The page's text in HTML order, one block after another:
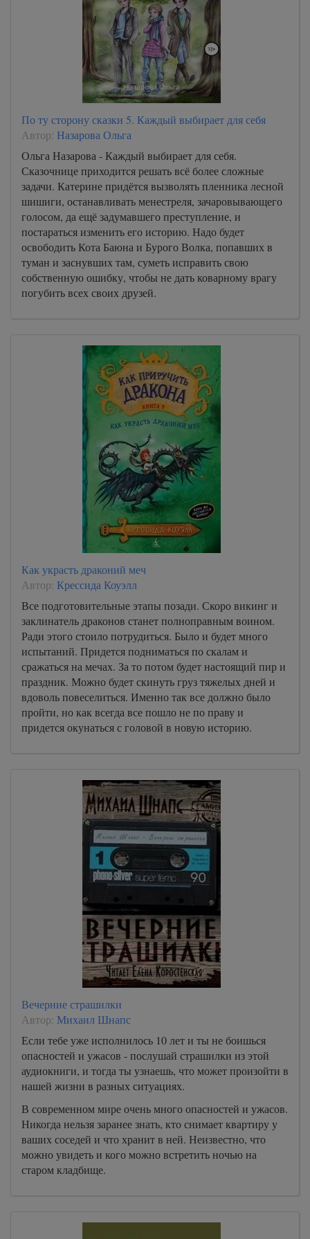
По ту сторону сказки 5. Каждый выбирает для себя
Автор: Назарова Ольга
Ольга Назарова - Каждый выбирает для себя.
Сказочнице приходится решать всё более сложные
задачи. Катерине придётся вызволять пленника лесной
шишиги, останавливать менестреля, зачаровывающего
голосом, да ещё задумавшего преступление, и
постараться изменить его историю. Надо будет
освободить Кота Баюна и Бурого Волка, попавших в
туман и заснувших там, суметь исправить свою
собственную ошибку, чтобы не дать коварному врагу
погубить всех своих друзей.
Как украсть драконий меч
Автор: Крессида Коуэлл
Все подготовительные этапы позади. Скоро викинг и
заклинатель драконов станет полноправным воином.
Ради этого стоило потрудиться. Было и будет много
испытаний. Придется подниматься по скалам и
сражаться на мечах. За то потом будет настоящий пир и
праздник. Можно будет скинуть груз тяжелых дней и
вдоволь повеселиться. Именно так все должно было
пройти, но как всегда все пошло не по праву и
придется окунаться с головой в новую историю.
Вечерние страшилки
Автор: Михаил Шнапс
Если тебе уже исполнилось 10 лет и ты не боишься
опасностей и ужасов - послушай страшилки из этой
аудиокниги, и тогда ты узнаешь, что может произойти в
нашей жизни в разных ситуациях.
В современном мире очень много опасностей и ужасов.
Никогда нельзя заранее знать, кто снимает квартиру у
ваших соседей и что хранит в ней. Неизвестно, что
можно увидеть и кого можно встретить ночью на
старом кладбище.